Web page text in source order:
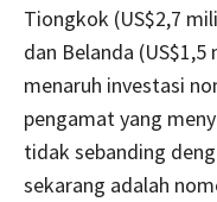
Tiongkok (US$2,7
dan Belanda
menaruh investasi
pengamat yang
tidak sebanding
sekarang adalah